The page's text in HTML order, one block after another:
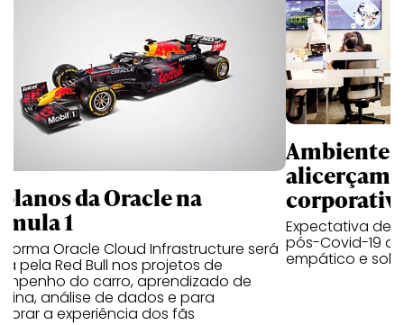
da Oracle na
1
Oracle Cloud Infrastructure será
pela Red Bull nos projetos de
do carro, aprendizado de
análise de dados e para
a experiência dos fãs
Ambientes
alicerçam
Expectativa de
pós-Covid-19
empático e